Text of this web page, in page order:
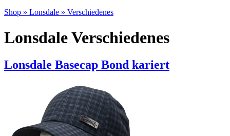
Shop » Lonsdale » Verschiedenes
Lonsdale Verschiedenes
Lonsdale Basecap Bond kariert